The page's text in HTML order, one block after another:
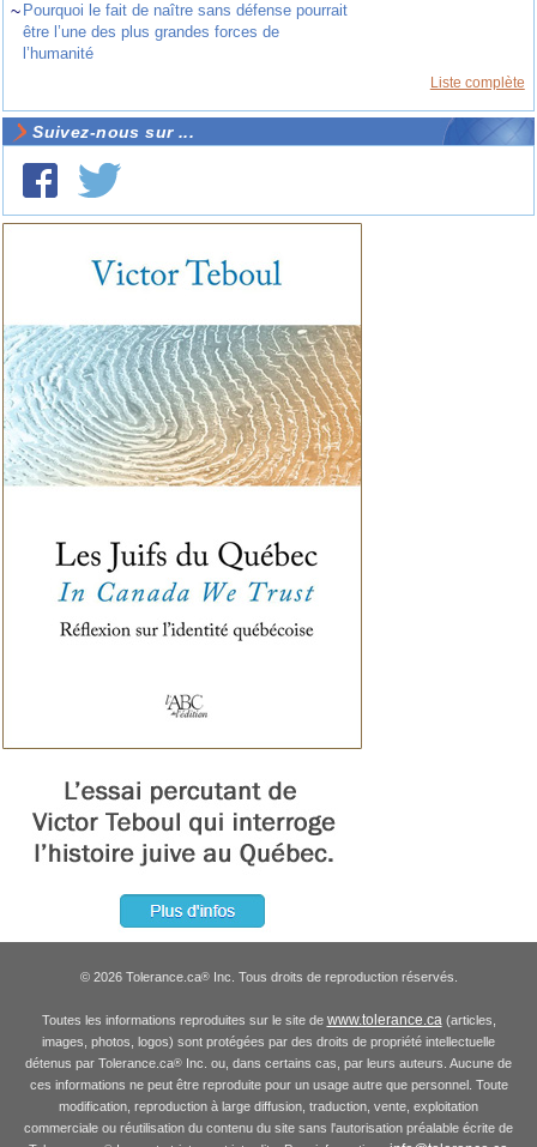
~ Pourquoi le fait de naître sans défense pourrait
être l’une des plus grandes forces de
l’humanité
Liste complète
Suivez-nous sur ...
© 2026 Tolerance.ca®Inc. Tous droits de reproduction réservés.
Toutes les informations reproduites sur le site de www.tolerance.ca(articles,
images, photos, logos) sont protégées par des droits de propriété intellectuelle
détenus par Tolerance.ca® Inc. ou, dans certains cas, par leurs auteurs. Aucune de
ces informations ne peut être reproduite pour un usage autre que personnel. Toute
modification, reproduction à large diffusion, traduction, vente, exploitation
commerciale ou réutilisation du contenu du site sans l'autorisation préalable écrite de